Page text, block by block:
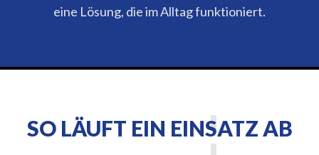
eine Lösung, die im Alltag funktioniert.
SO LÄUFT EIN EINSATZ AB